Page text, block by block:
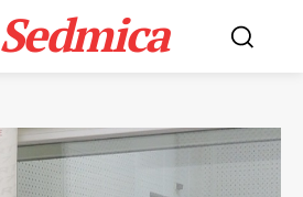
Sedmica